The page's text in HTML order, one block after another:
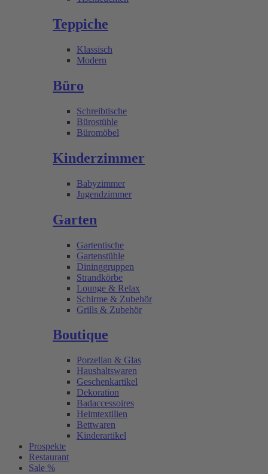
Teppiche
Klassisch
Modern
Büro
Schreibtische
Bürostühle
Büromöbel
Kinderzimmer
Babyzimmer
Jugendzimmer
Garten
Gartentische
Gartenstühle
Dininggruppen
Strandkörbe
Lounge & Relax
Schirme & Zubehör
Grills & Zubehör
Boutique
Porzellan & Glas
Haushaltswaren
Geschenkartikel
Dekoration
Badaccessoires
Heimtextilien
Bettwaren
Kinderartikel
Prospekte
Restaurant
Sale %